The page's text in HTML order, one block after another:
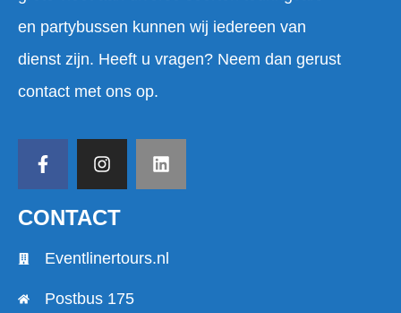
en partybussen kunnen wij iedereen van
dienst zijn. Heeft u vragen? Neem dan gerust
contact met ons op.
CONTACT
Eventlinertours.nl
Postbus 175